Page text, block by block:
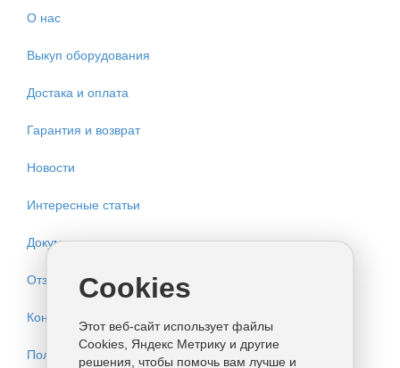
О нас
Выкуп оборудования
Достака и оплата
Гарантия и возврат
Новости
Интересные статьи
Документация
Отзывы
Контакты
Политика конфиденциальности
Cookies
Этот веб-сайт использует файлы
Cookies, Яндекс Метрику и другие
решения, чтобы помочь вам лучше и